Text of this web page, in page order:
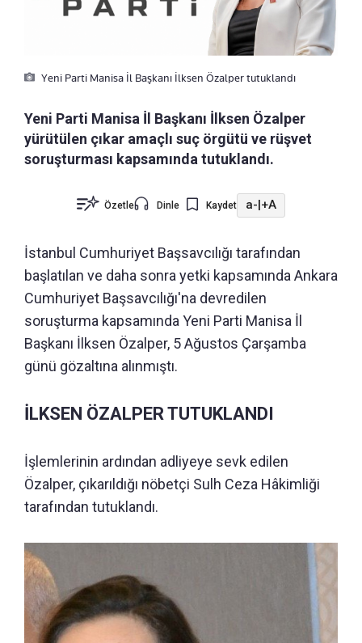
Yeni Parti Manisa İl Başkanı İlksen Özalper tutuklandı
Yeni Parti Manisa İl Başkanı İlksen Özalper
yürütülen çıkar amaçlı suç örgütü ve rüşvet
soruşturması kapsamında tutuklandı.
Özetle Dinle Kaydet a-|+A
İstanbul Cumhuriyet Başsavcılığı tarafından
başlatılan ve daha sonra yetki kapsamında Ankara
Cumhuriyet Başsavcılığı'na devredilen
soruşturma kapsamında Yeni Parti Manisa İl
Başkanı İlksen Özalper, 5 Ağustos Çarşamba
günü gözaltına alınmıştı.
İLKSEN ÖZALPER TUTUKLANDI
İşlemlerinin ardından adliyeye sevk edilen
Özalper, çıkarıldığı nöbetçi Sulh Ceza Hâkimliği
tarafından tutuklandı.